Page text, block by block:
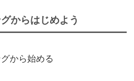
からはじめよう